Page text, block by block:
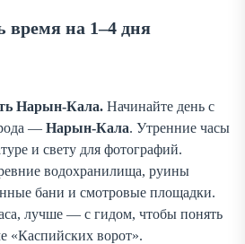
время на 1–4 дня
Нарын-Кала. Начинайте день с
— Нарын-Кала. Утренние часы
и свету для фотографий.
водохранилища, руины
бани и смотровые площадки.
лучше — с гидом, чтобы понять
«Каспийских ворот».